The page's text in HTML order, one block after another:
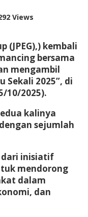
Views
(JPEG),) kembali
bersama
mengambil
Sekali 2025”, di
10/2025).
kalinya
sejumlah
dari inisiatif
mendorong
dalam
dan